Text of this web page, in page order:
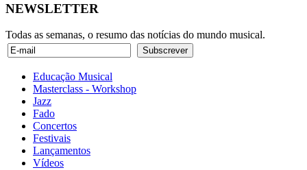
NEWSLETTER
Todas as semanas, o resumo das notícias do mundo musical.
Educação Musical
Masterclass - Workshop
Jazz
Fado
Concertos
Festivais
Lançamentos
Vídeos